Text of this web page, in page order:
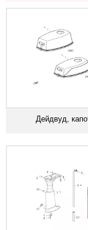
Дейдвуд,